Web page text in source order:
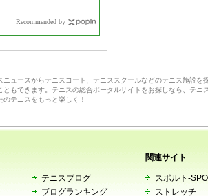
Recommended by
ュースからテニスコート、テニススクールなどのテニス施設を
もできます。テニスの総合ポータルサイトをお探しなら、テ
テニスをもっと楽しく！
テニスブログ
ブログランキング
関連サイト
スポルト-
ストレッチ